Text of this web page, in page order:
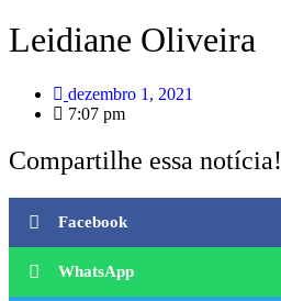
Leidiane Oliveira
dezembro 1, 2021
7:07 pm
Compartilhe essa notícia!
Facebook
WhatsApp